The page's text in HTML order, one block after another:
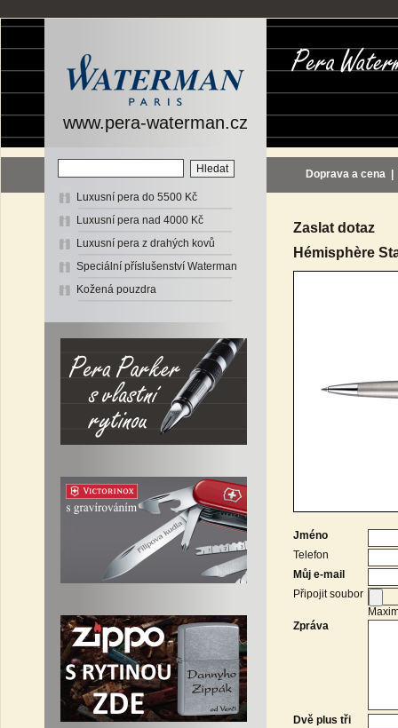
www.pera-waterman.cz
Luxusní pera do 5500 Kč
Luxusní pera nad 4000 Kč
Luxusní pera z drahých kovů
Speciální příslušenství Waterman
Kožená pouzdra
Doprava a cena
Zaslat dotaz
Hémisphère
Jméno
Telefon
Můj e-mail
Připojit soubor
Zpráva
Dvě plus tři